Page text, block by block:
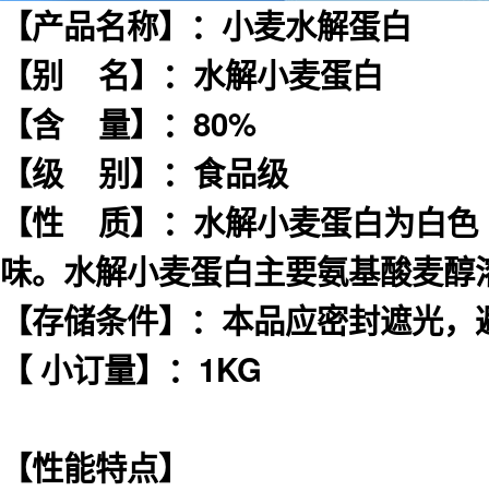
【产品名称】：小麦水解蛋白
【别 名】：水解小麦蛋白
【含 量】：80%
【级 别】：食品级
【性 质】：水解小麦蛋白为白
味。水解小麦蛋白主要氨基酸麦
【存储条件】：本品应密封遮光
【 小订量】：1KG
【性能特点】